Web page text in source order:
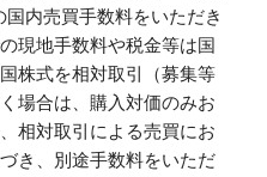
内売買手数料をいただき
現地手数料や税金等は国
株式を相対取引（募集等
場合は、購入対価のみお
相対取引による売買にお
き、別途手数料をいただ